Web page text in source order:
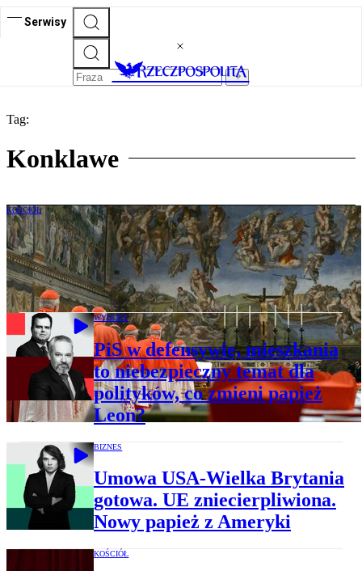
Serwisy
Tag:
Konklawe
KOŚCIÓŁ
Sekrety wyboru papieża Leona XIV.
Zakazany przedmiot w kieszeni
kardynała
WYBORY
PiS w defensywie, mieszkania
to niebezpieczny temat dla
polityków, co zmieni papież
Leon?
BIZNES
Umowa USA-Wielka Brytania
gotowa. UE zniecierpliwiona.
Nowy papież z Ameryki
KOŚCIÓŁ